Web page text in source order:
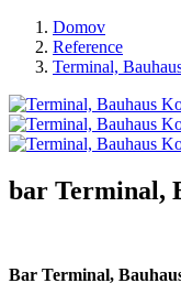
Domov
Reference
Terminal,
bar Terminal,
Bar Terminal,